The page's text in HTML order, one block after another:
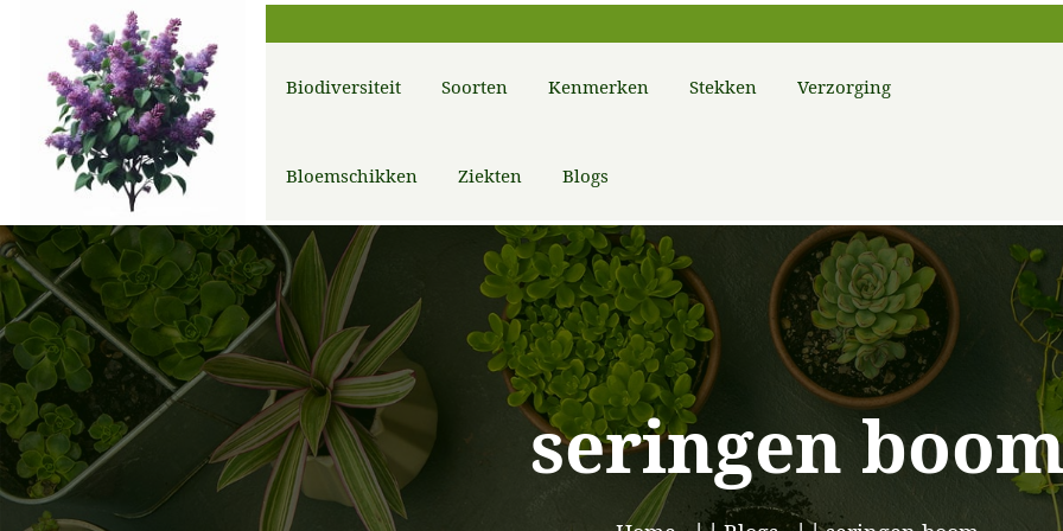
Biodiversiteit Soorten Kenmerken Stekken Verzorging
Bloemschikken Ziekten Blogs
seringen